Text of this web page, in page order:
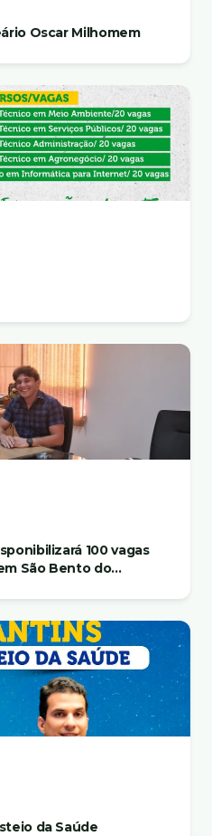
Oscar Milhomem
100 vagas
São Bento do
da Saúde